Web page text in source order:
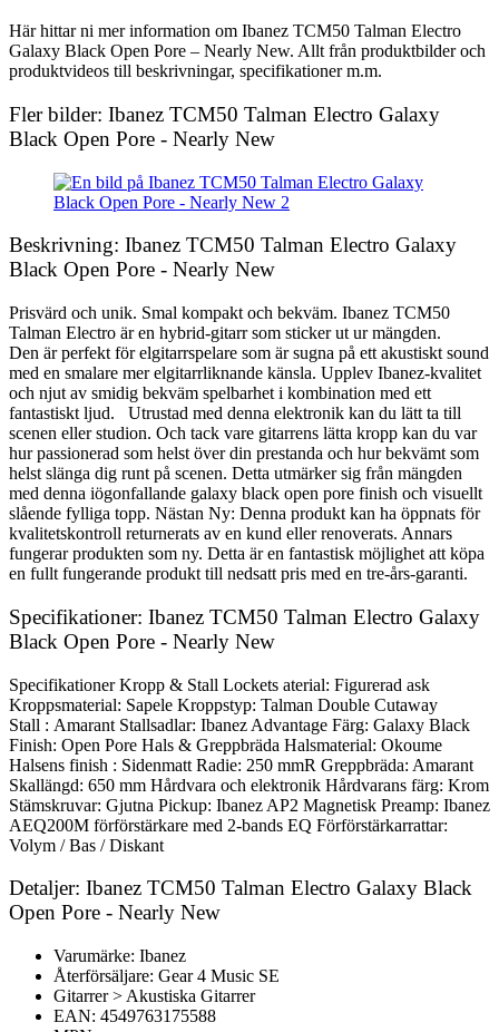
Här hittar ni mer information om Ibanez TCM50 Talman Electro
Galaxy Black Open Pore – Nearly New. Allt från produktbilder och
produktvideos till beskrivningar, specifikationer m.m.
Fler bilder: Ibanez TCM50 Talman Electro Galaxy
Black Open Pore - Nearly New
Beskrivning: Ibanez TCM50 Talman Electro Galaxy
Black Open Pore - Nearly New
Prisvärd och unik. Smal kompakt och bekväm. Ibanez TCM50
Talman Electro är en hybrid-gitarr som sticker ut ur mängden.
Den är perfekt för elgitarrspelare som är sugna på ett akustiskt sound
med en smalare mer elgitarrliknande känsla. Upplev Ibanez-kvalitet
och njut av smidig bekväm spelbarhet i kombination med ett
fantastiskt ljud. Utrustad med denna elektronik kan du lätt ta till
scenen eller studion. Och tack vare gitarrens lätta kropp kan du var
hur passionerad som helst över din prestanda och hur bekvämt som
helst slänga dig runt på scenen. Detta utmärker sig från mängden
med denna iögonfallande galaxy black open pore finish och visuellt
slående fylliga topp. Nästan Ny: Denna produkt kan ha öppnats för
kvalitetskontroll returnerats av en kund eller renoverats. Annars
fungerar produkten som ny. Detta är en fantastisk möjlighet att köpa
en fullt fungerande produkt till nedsatt pris med en tre-års-garanti.
Specifikationer: Ibanez TCM50 Talman Electro Galaxy
Black Open Pore - Nearly New
Specifikationer Kropp & Stall Lockets aterial: Figurerad ask
Kroppsmaterial: Sapele Kroppstyp: Talman Double Cutaway
Stall : Amarant Stallsadlar: Ibanez Advantage Färg: Galaxy Black
Finish: Open Pore Hals & Greppbräda Halsmaterial: Okoume
Halsens finish : Sidenmatt Radie: 250 mmR Greppbräda: Amarant
Skallängd: 650 mm Hårdvara och elektronik Hårdvarans färg: Krom
Stämskruvar: Gjutna Pickup: Ibanez AP2 Magnetisk Preamp: Ibanez
AEQ200M förförstärkare med 2-bands EQ Förförstärkarrattar:
Volym / Bas / Diskant
Detaljer: Ibanez TCM50 Talman Electro Galaxy Black
Open Pore - Nearly New
Varumärke: Ibanez
Återförsäljare: Gear 4 Music SE
Gitarrer > Akustiska Gitarrer
EAN: 4549763175588